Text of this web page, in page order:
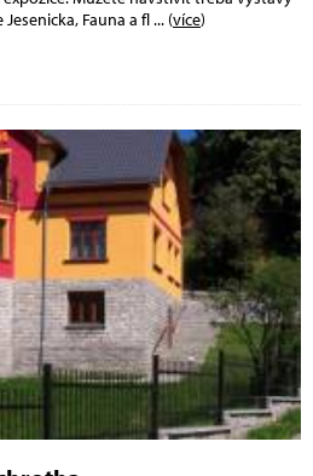
Fauna a fl... (více)